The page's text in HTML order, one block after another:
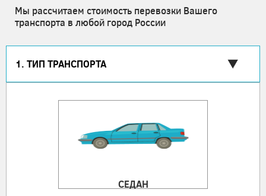
Мы рассчитаем стоимость перевозки Вашего
транспорта в любой город России
1. ТИП ТРАНСПОРТА
СЕДАН